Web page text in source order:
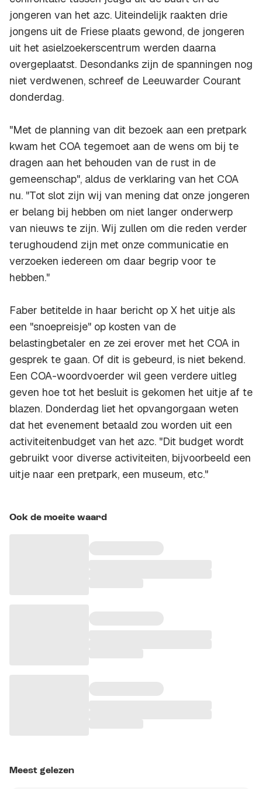
jongeren van het azc. Uiteindelijk raakten drie
jongens uit de Friese plaats gewond, de jongeren
uit het asielzoekerscentrum werden daarna
overgeplaatst. Desondanks zijn de spanningen nog
niet verdwenen, schreef de Leeuwarder Courant
donderdag.
"Met de planning van dit bezoek aan een pretpark
kwam het COA tegemoet aan de wens om bij te
dragen aan het behouden van de rust in de
gemeenschap", aldus de verklaring van het COA
nu. "Tot slot zijn wij van mening dat onze jongeren
er belang bij hebben om niet langer onderwerp
van nieuws te zijn. Wij zullen om die reden verder
terughoudend zijn met onze communicatie en
verzoeken iedereen om daar begrip voor te
hebben."
Faber betitelde in haar bericht op X het uitje als
een "snoepreisje" op kosten van de
belastingbetaler en ze zei erover met het COA in
gesprek te gaan. Of dit is gebeurd, is niet bekend.
Een COA-woordvoerder wil geen verdere uitleg
geven hoe tot het besluit is gekomen het uitje af te
blazen. Donderdag liet het opvangorgaan weten
dat het evenement betaald zou worden uit een
activiteitenbudget van het azc. "Dit budget wordt
gebruikt voor diverse activiteiten, bijvoorbeeld een
uitje naar een pretpark, een museum, etc."
Ook de moeite waard
Meest gelezen